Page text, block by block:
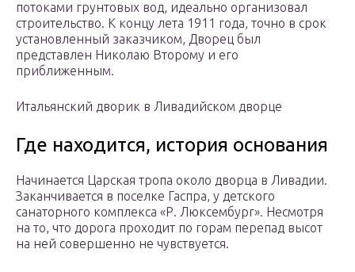
потоками грунтовых вод, идеально организовал
строительство. К концу лета 1911 года, точно в срок
установленный заказчиком, Дворец был
представлен Николаю Второму и его
приближенным.
Итальянский дворик в Ливадийском дворце
Где находится, история основания
Начинается Царская тропа около дворца в Ливадии.
Заканчивается в поселке Гаспра, у детского
санаторного комплекса «Р. Люксембург». Несмотря
на то, что дорога проходит по горам перепад высот
на ней совершенно не чувствуется.